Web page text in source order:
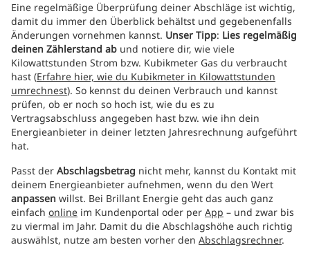
Eine regelmäßige Überprüfung deiner Abschläge ist wichtig,
damit du immer den Überblick behältst und gegebenenfalls
Änderungen vornehmen kannst. Unser Tipp: Lies regelmäßig
deinen Zählerstand ab und notiere dir, wie viele
Kilowattstunden Strom bzw. Kubikmeter Gas du verbraucht
hast (Erfahre hier, wie du Kubikmeter in Kilowattstunden
umrechnest). So kennst du deinen Verbrauch und kannst
prüfen, ob er noch so hoch ist, wie du es zu
Vertragsabschluss angegeben hast bzw. wie ihn dein
Energieanbieter in deiner letzten Jahresrechnung aufgeführt
hat.
Passt der Abschlagsbetrag nicht mehr, kannst du Kontakt mit
deinem Energieanbieter aufnehmen, wenn du den Wert
anpassen willst. Bei Brillant Energie geht das auch ganz
einfach online im Kundenportal oder per App – und zwar bis
zu viermal im Jahr. Damit du die Abschlagshöhe auch richtig
auswählst, nutze am besten vorher den Abschlagsrechner.